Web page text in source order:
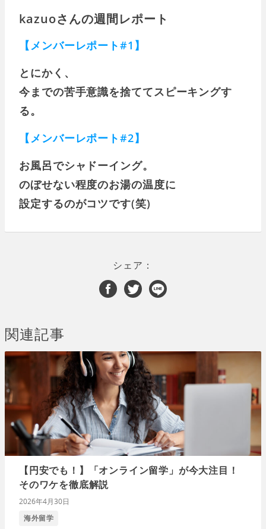
kazuoさんの週間レポート
【メンバーレポート#1】
とにかく、
今までの苦手意識を捨ててスピーキングす
る。
【メンバーレポート#2】
お風呂でシャドーイング。
のぼせない程度のお湯の温度に
設定するのがコツです(笑)
シェア：
関連記事
【円安でも！】「オンライン留学」が今大注目！
そのワケを徹底解説
2026年4月30日
海外留学